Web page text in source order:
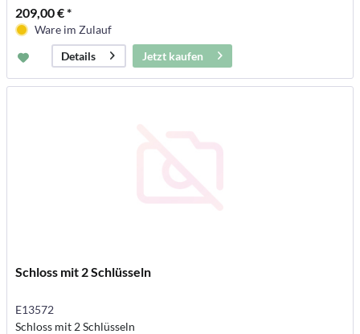
209,00 € *
Ware im Zulauf
Details
Jetzt kaufen
Schloss mit 2 Schlüsseln
E13572
Schloss mit 2 Schlüsseln